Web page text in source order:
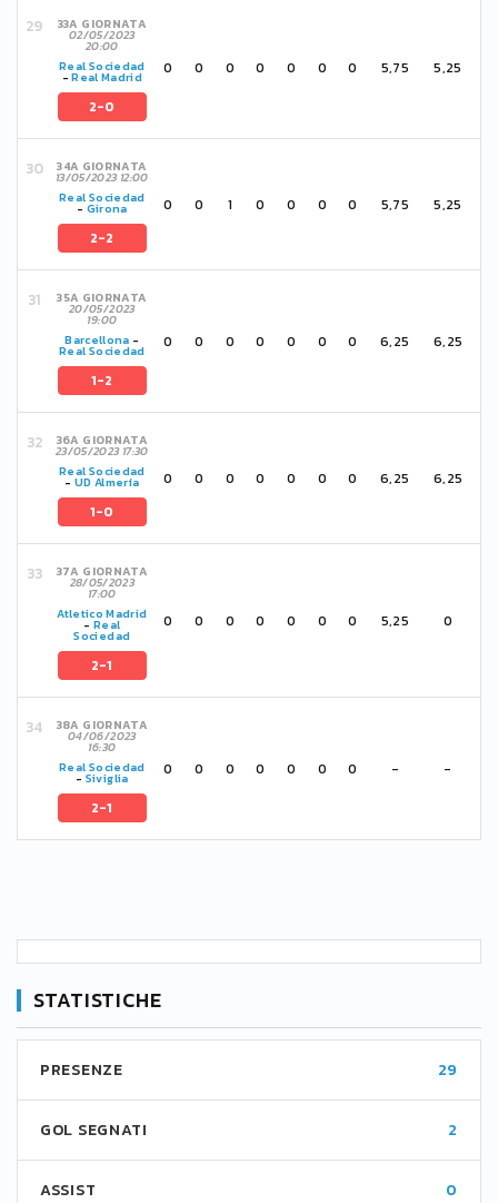
33A GIORNATA
02/05/2023
20:00
Real Sociedad
-Real Madrid
2-0
0 0 0 0 0 0 0 5,75 5,25
34A GIORNATA
13/05/2023 12:00
Real Sociedad
- Girona
2-2
0 0 1 0 0 0 0 5,75 5,25
35A GIORNATA
20/05/2023
19:00
Barcellona -
Real Sociedad
1-2
0 0 0 0 0 0 0 6,25 6,25
36A GIORNATA
23/05/2023 17:30
Real Sociedad
- UD Almería
1-0
0 0 0 0 0 0 0 6,25 6,25
37A GIORNATA
28/05/2023
17:00
Atletico Madrid
- Real
Sociedad
2-1
0 0 0 0 0 0 0 5,25 0
38A GIORNATA
04/06/2023
16:30
Real Sociedad
- Siviglia
2-1
0 0 0 0 0 0 0 - -
STATISTICHE
PRESENZE 29
GOL SEGNATI 2
ASSIST 0